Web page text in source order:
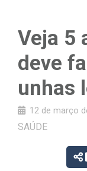
Veja 5
deve
unhas
12 de março
SAÚDE